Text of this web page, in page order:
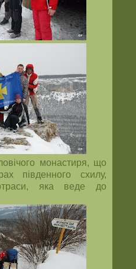
монастиря, що
південного схилу,
яка веде до